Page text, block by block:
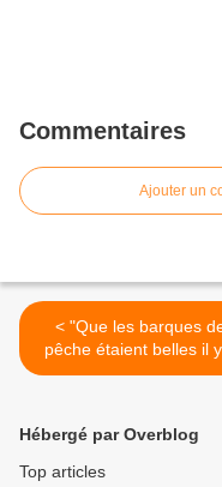
Commentaires
Ajouter un
< "Que les barques de
pêche étaient belles il y
cent ans !"
Hébergé par Overblog
Top articles